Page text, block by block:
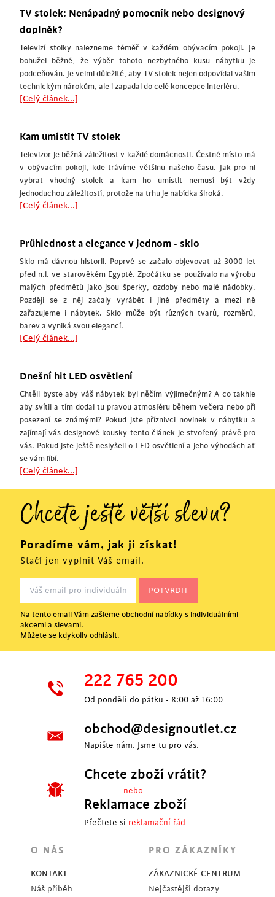
TV stolek: Nenápadný pomocník nebo designový
doplněk?
Televizí stolky nalezneme téměř v každém obývacím pokoji. Je
bohužel běžné, že výběr tohoto nezbytného kusu nábytku je
podceňován. Je velmi důležité, aby TV stolek nejen odpovídal vašim
technickým nárokům, ale i zapadal do celé koncepce interiéru.
[Celý článek...]
Kam umístit TV stolek
Televizor je běžná záležitost v každé domácnosti. Čestné místo má
v obývacím pokoji, kde trávíme většinu našeho času. Jak pro ni
vybrat vhodný stolek a kam ho umístit nemusí být vždy
jednoduchou záležitostí, protože na trhu je nabídka široká.
[Celý článek...]
Průhlednost a elegance v jednom - sklo
Sklo má dávnou historii. Poprvé se začalo objevovat už 3000 let
před n.l. ve starověkém Egyptě. Zpočátku se používalo na výrobu
malých předmětů jako jsou šperky, ozdoby nebo malé nádobky.
Později se z něj začaly vyrábět i jiné předměty a mezi ně
zařazujeme i nábytek. Sklo může být různých tvarů, rozměrů,
barev a vyniká svou elegancí.
[Celý článek...]
Dnešní hit LED osvětlení
Chtěli byste aby váš nábytek byl něčím výjimečným? A co takhle
aby svítil a tím dodal tu pravou atmosféru během večera nebo při
posezení se známými? Pokud jste příznivci novinek v nábytku a
zajímají vás designové kousky tento článek je stvořený právě pro
vás. Pokud jste ještě neslyšeli o LED osvětlení a jeho výhodách ať
se vám líbí.
[Celý článek...]
Chcete ještě větší slevu?
Poradíme vám, jak ji získat!
Stačí jen vyplnit Váš email.
Na tento email Vám zašleme obchodní nabídky s individuálními
akcemi a slevami.
Můžete se kdykoliv odhlásit.
222 765 200
Od pondělí do pátku - 8:00 až 16:00
obchod@designoutlet.cz
Napište nám. Jsme tu pro vás.
Chcete zboží vrátit?
---- nebo ----
Reklamace zboží
Přečtete si reklamační řád
O NÁS
KONTAKT
Náš příběh
PRO ZÁKAZNÍKY
ZÁKAZNICKÉ CENTRUM
Nejčastější dotazy